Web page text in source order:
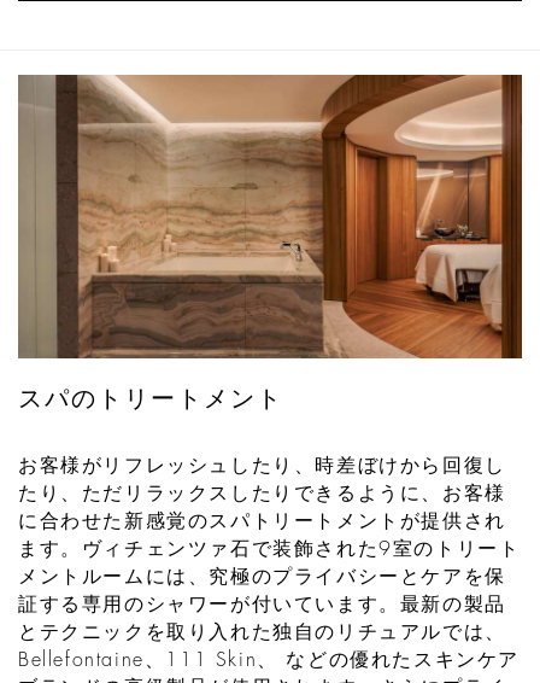
スパのトリートメント
お客様がリフレッシュしたり、時差ぼけから回復し
たり、ただリラックスしたりできるように、お客様
に合わせた新感覚のスパトリートメントが提供され
ます。ヴィチェンツァ石で装飾された9室のトリート
メントルームには、究極のプライバシーとケアを保
証する専用のシャワーが付いています。最新の製品
とテクニックを取り入れた独自のリチュアルでは、
Bellefontaine、111 Skin、 などの優れたスキンケア